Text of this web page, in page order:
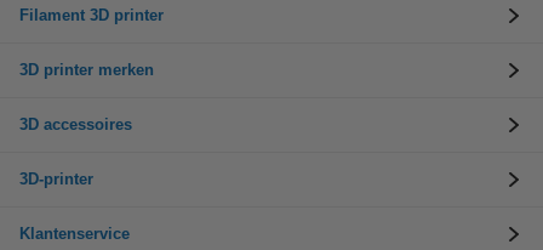
Filament 3D printer
3D printer merken
3D accessoires
3D-printer
Klantenservice